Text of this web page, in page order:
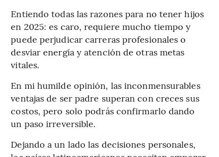
Entiendo todas las razones para no tener hijos
en 2025: es caro, requiere mucho tiempo y
puede perjudicar carreras profesionales o
desviar energía y atención de otras metas
vitales.
En mi humilde opinión, las inconmensurables
ventajas de ser padre superan con creces sus
costos, pero solo podrás confirmarlo dando
un paso irreversible.
Dejando a un lado las decisiones personales,